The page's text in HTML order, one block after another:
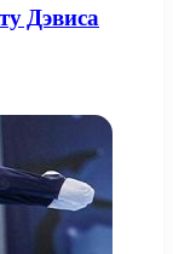
Дэвиса